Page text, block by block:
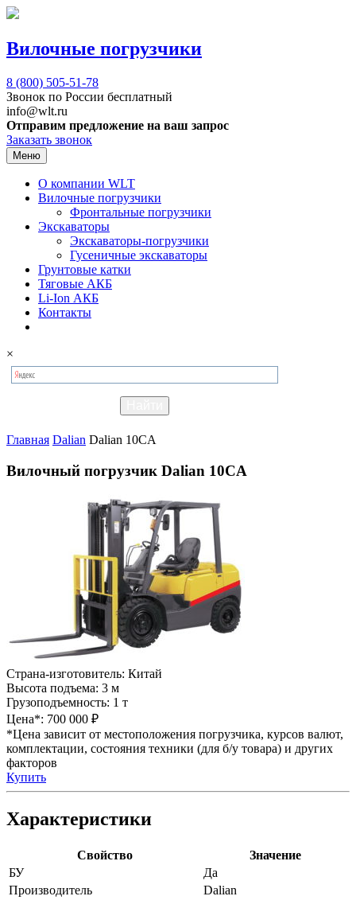
Вилочные погрузчики
8 (800) 505-51-78
Звонок по России бесплатный
info@wlt.ru
Отправим предложение на ваш запрос
Заказать звонок
Меню
О компании WLT
Вилочные погрузчики
Фронтальные погрузчики
Экскаваторы
Экскаваторы-погрузчики
Гусеничные экскаваторы
Грунтовые катки
Тяговые АКБ
Li-Ion АКБ
Контакты
×
Главная Dalian Dalian 10CA
Вилочный погрузчик Dalian 10CA
Страна-изготовитель: Китай
Высота подъема: 3 м
Грузоподъемность: 1 т
Цена*: 700 000 ₽
*Цена зависит от местоположения погрузчика, курсов валют,
комплектации, состояния техники (для б/у товара) и других
факторов
Купить
Характеристики
Свойство
Значение
БУ
Да
Производитель
Dalian